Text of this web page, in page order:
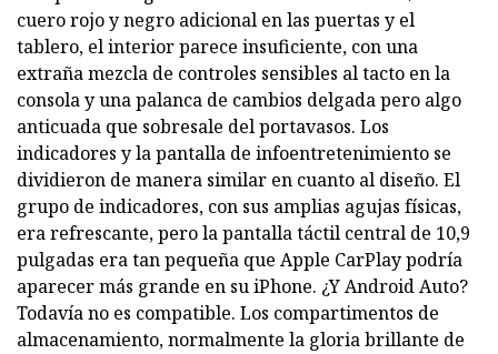
cuero rojo y negro adicional en las puertas y el
tablero, el interior parece insuficiente, con una
extraña mezcla de controles sensibles al tacto en la
consola y una palanca de cambios delgada pero algo
anticuada que sobresale del portavasos. Los
indicadores y la pantalla de infoentretenimiento se
dividieron de manera similar en cuanto al diseño. El
grupo de indicadores, con sus amplias agujas físicas,
era refrescante, pero la pantalla táctil central de 10,9
pulgadas era tan pequeña que Apple CarPlay podría
aparecer más grande en su iPhone. ¿Y Android Auto?
Todavía no es compatible. Los compartimentos de
almacenamiento, normalmente la gloria brillante de